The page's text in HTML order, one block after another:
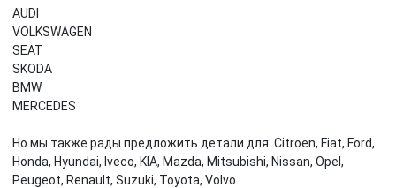
AUDI
VOLKSWAGEN
SEAT
SKODA
BMW
MERCEDES
Но мы также рады предложить детали для: Citroen, Fiat, Ford,
Honda, Hyundai, Iveco, KIA, Mazda, Mitsubishi, Nissan, Opel,
Peugeot, Renault, Suzuki, Toyota, Volvo.